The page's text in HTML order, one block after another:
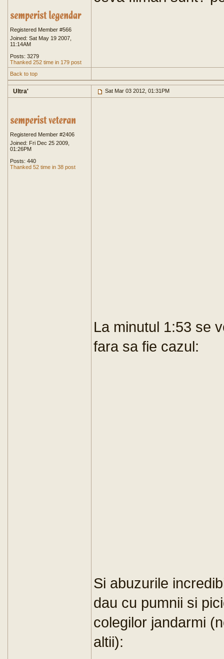
Registered Member #566
Joined: Sat May 19 2007,
11:14AM
Posts: 3279
Thanked 252 time in 179 post
Back to top
Ultra' Sat Mar 03 2012, 01:31PM
Registered Member #2406
Joined: Fri Dec 25 2009,
01:26PM
Posts: 440
Thanked 52 time in 38 post
La minutul 1:53 se
fara sa fie cazul:
Si abuzurile
dau cu pumnii si
colegilor jandarmi
altii):